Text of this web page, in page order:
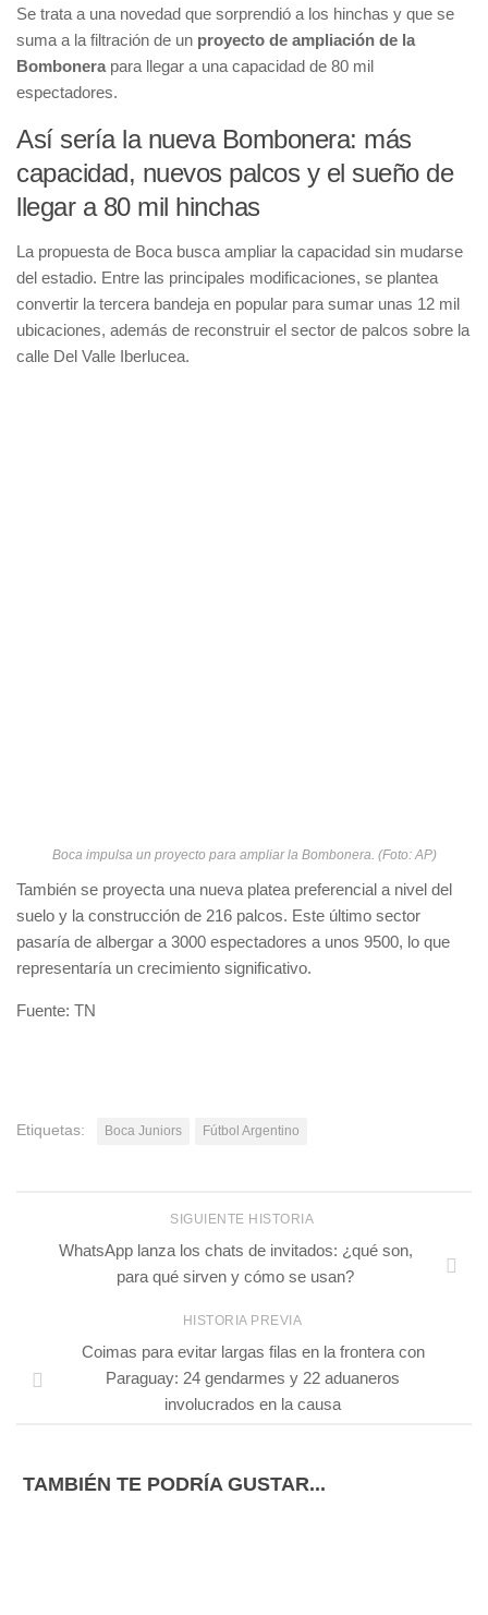
Se trata a una novedad que sorprendió a los hinchas y que se
suma a la filtración de un proyecto de ampliación de la
Bombonera para llegar a una capacidad de 80 mil
espectadores.
Así sería la nueva Bombonera: más
capacidad, nuevos palcos y el sueño de
llegar a 80 mil hinchas
La propuesta de Boca busca ampliar la capacidad sin mudarse
del estadio. Entre las principales modificaciones, se plantea
convertir la tercera bandeja en popular para sumar unas 12 mil
ubicaciones, además de reconstruir el sector de palcos sobre la
calle Del Valle Iberlucea.
Boca impulsa un proyecto para ampliar la Bombonera. (Foto: AP)
También se proyecta una nueva platea preferencial a nivel del
suelo y la construcción de 216 palcos. Este último sector
pasaría de albergar a 3000 espectadores a unos 9500, lo que
representaría un crecimiento significativo.
Fuente: TN
Etiquetas: Boca Juniors Fútbol Argentino
SIGUIENTE HISTORIA
WhatsApp lanza los chats de invitados: ¿qué son,
para qué sirven y cómo se usan?
HISTORIA PREVIA
Coimas para evitar largas filas en la frontera con
Paraguay: 24 gendarmes y 22 aduaneros
involucrados en la causa
TAMBIÉN TE PODRÍA GUSTAR...